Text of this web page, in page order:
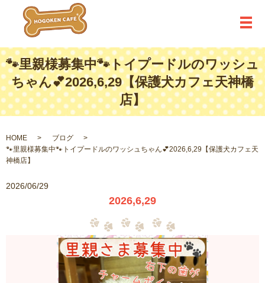
メ
🐾里親様募集中🐾トイプードルのワッシュ
ちゃん💕2026,6,29【保護犬カフェ天神橋
店】
HOME
ブログ
🐾里親様募集中🐾トイプードルのワッシュちゃん💕2026,6,29【保護犬カフェ天
神橋店】
2026/06/29
2026,6,29